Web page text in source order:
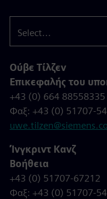
Select...
Ούβε Τίλζεν
Επικεφαλής του
+43 (0) 664 88558335
Φαξ: +43 (0) 51707-
Ίνγκριντ Κανζ
Βοήθεια
+43 (0) 51707-67212
Φαξ: +43 (0) 51707-